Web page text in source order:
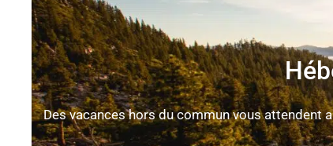
Des vacances hors du commun vous attendent